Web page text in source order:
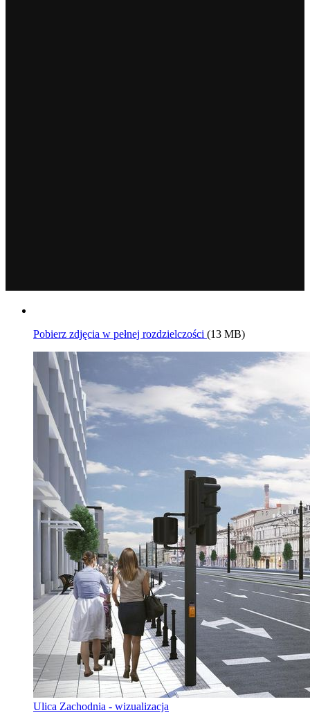
Pobierz zdjęcia w pełnej rozdzielczości (13 MB)
Ulica Zachodnia - wizualizacja